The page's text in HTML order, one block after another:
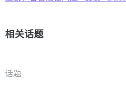
相关话题
话题